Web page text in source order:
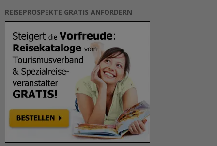
REISEPROSPEKTE GRATIS ANFORDERN